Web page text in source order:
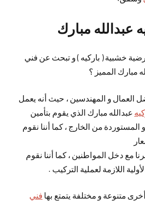
عبدالله مبارك
خشبية ( باركيه ) و تبحث عن فني
مبارك المميز ؟
العمال و المهندسين ، حيث أنه يعمل
عبدالله مبارك الذي يقوم بتأمين
و المستوردة من الخارج ، كما أننا نقوم
مع دخل المواطنين ، كما أننا نقوم
اللازمة لعملية التركيب .
متنوعة و مختلفة يتمتع بها فني